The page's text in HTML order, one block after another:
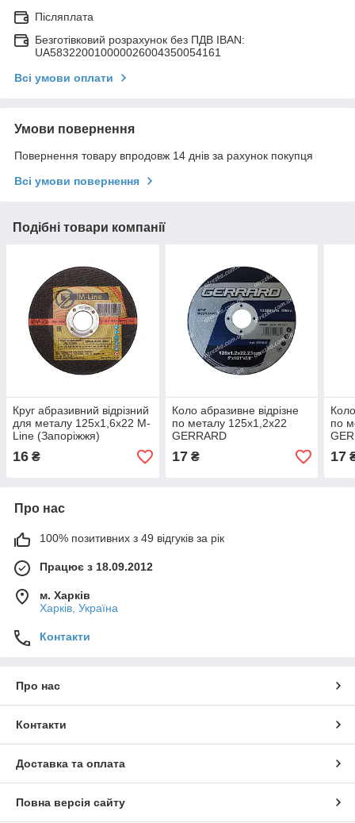
Післяплата
Безготівковий розрахунок без ПДВ IBAN:
UA583220010000026004350054161
Всі умови оплати
Умови повернення
Повернення товару впродовж 14 днів за рахунок покупця
Всі умови повернення
Подібні товари компанії
Круг абразивний відрізний
для металу 125х1,6х22 M-
Line (Запоріжжя)
16 ₴
Коло абразивне відрізне
по металу 125х1,2х22
GERRARD
17₴
по
17
Про нас
100% позитивних з 49 відгуків за рік
Працює з 18.09.2012
м. Харків
Харків, Україна
Контакти
Про нас
Контакти
Доставка та оплата
Повна версія сайту